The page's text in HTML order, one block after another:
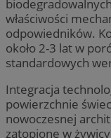
właściwości
odpowiedników.
około 2-3 lat w
standardowych
Integracja
powierzchnie
nowoczesnej
zatopione w